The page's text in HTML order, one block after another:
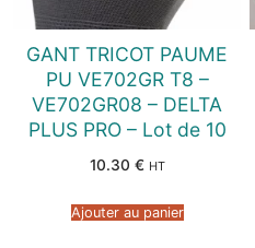
GANT TRICOT PAUME
PU VE702GR T8 –
VE702GR08 – DELTA
PLUS PRO – Lot de 10
10.30 € HT
Ajouter au panier